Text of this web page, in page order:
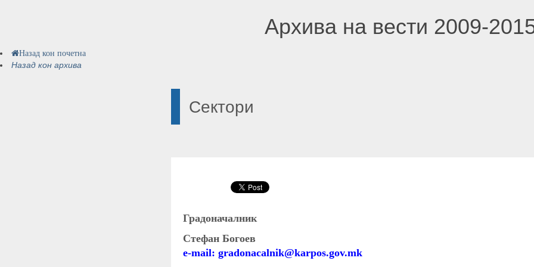
Архива на вести 2009-
Назад кон почетна
Назад кон архива
Сектори
Градоначалник
Стефан Богоев
e-mail: gradonacalnik@karpos.gov.mk